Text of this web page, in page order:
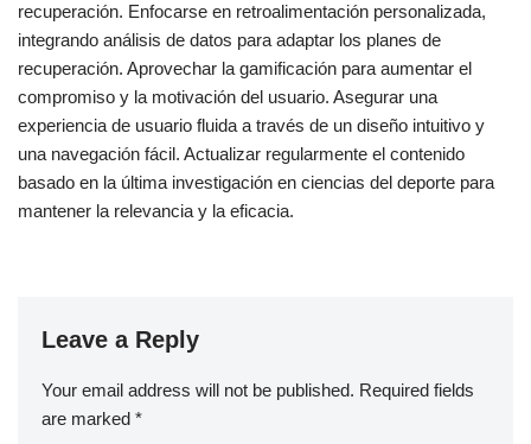
recuperación. Enfocarse en retroalimentación personalizada,
integrando análisis de datos para adaptar los planes de
recuperación. Aprovechar la gamificación para aumentar el
compromiso y la motivación del usuario. Asegurar una
experiencia de usuario fluida a través de un diseño intuitivo y
una navegación fácil. Actualizar regularmente el contenido
basado en la última investigación en ciencias del deporte para
mantener la relevancia y la eficacia.
Leave a Reply
Your email address will not be published. Required fields
are marked *